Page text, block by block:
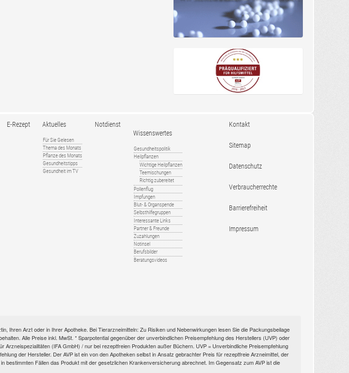
E-Rezept Aktuelles
Für Sie Gelesen
Thema des Monats
Pflanze des Monats
Gesundheitstipps
Gesundheit im TV
Notdienst
Wissenswertes
Gesundheitspolitik
Heilpflanzen
Wichtige Heilpflanzen
Teemischungen
Richtig zubereitet
Pollenflug
Impfungen
Blut- & Organspende
Selbsthilfegruppen
Interessante Links
Partner & Freunde
Zuzahlungen
Notinsel
Berufsbilder
Beratungsvideos
Kontakt
Sitemap
Datenschutz
Verbraucherrechte
Barrierefreiheit
Impressum
Ihren Arzt oder in Ihrer Apotheke. Bei Tierarzneimitteln: Zu Risiken und Nebenwirkungen lesen Sie die Packungsbeilage
Alle Preise inkl. MwSt. * Sparpotential gegenüber der unverbindlichen Preisempfehlung des Herstellers (UVP) oder
(IFA GmbH) / nur bei rezeptfreien Produkten außer Büchern. UVP = Unverbindliche Preisempfehlung
der Hersteller. Der AVP ist ein von den Apotheken selbst in Ansatz gebrachter Preis für rezeptfreie Arzneimittel, der
Fällen das Produkt mit der gesetzlichen Krankenversicherung abrechnet. Im Gegensatz zum AVP ist die